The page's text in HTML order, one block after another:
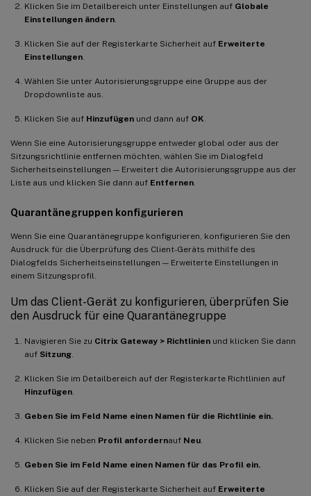
Klicken Sie im Detailbereich unter Einstellungen auf Globale
Einstellungen ändern
Klicken Sie auf der Registerkarte Sicherheit auf Erweiterte
Einstellungen
Wählen Sie unter Autorisierungsgruppe eine Gruppe aus der
Dropdownliste aus.
Klicken Sie auf Hinzufügen und dann auf OK
Wenn Sie eine Autorisierungsgruppe entweder global oder aus der
Sitzungsrichtlinie entfernen möchten, wählen Sie im Dialogfeld
Sicherheitseinstellungen — Erweitert die Autorisierungsgruppe aus der
Liste aus und klicken Sie dann auf Entfernen
Quarantänegruppen konfigurieren
Wenn Sie eine Quarantänegruppe konfigurieren, konfigurieren Sie den
Ausdruck für die Überprüfung des Client-Geräts mithilfe des
Dialogfelds Sicherheitseinstellungen — Erweiterte Einstellungen in
einem Sitzungsprofil.
Um das Client-Gerät zu konfigurieren, überprüfen Sie
den Ausdruck für eine Quarantänegruppe
Navigieren Sie zu Citrix Gateway > Richtlinien und klicken Sie dann
auf Sitzung
Klicken Sie im Detailbereich auf der Registerkarte Richtlinien auf
Hinzufügen
Geben Sie im Feld Name einen Namen für die Richtlinie ein.
Klicken Sie neben Profil anfordernauf Neu
Geben Sie im Feld Name einen Namen für das Profil ein.
Klicken Sie auf der Registerkarte Sicherheit auf Erweiterte